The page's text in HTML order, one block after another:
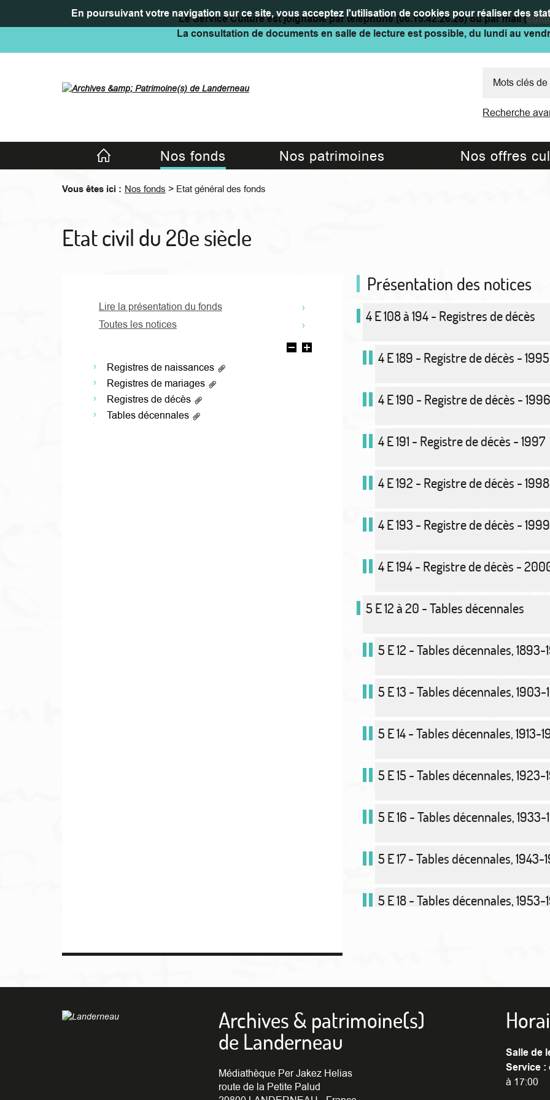
En poursuivant votre navigation sur ce site, vous acceptez l'utilisation de cookies pour réaliser des
Le Service Culture est joignable par téléphone (06.15.42.26.28) ou par mail (
La consultation de documents en salle de lecture est possible, du lundi au
Recherche
Accueil Nos fonds Nos patrimoines Nos offres
Vous êtes ici : Nos fonds > Etat général des fonds
Etat civil du 20e siècle
Lire la présentation du fonds
Toutes les notices
Registres de naissances
Registres de mariages
Registres de décès
Tables décennales
Présentation des notices
4 E 108 à 194 - Registres de décès
4 E 189 - Registre de décès - 1995
4 E 190 - Registre de décès - 1996
4 E 191 - Registre de décès - 1997
4 E 192 - Registre de décès - 1998
4 E 193 - Registre de décès - 1999
4 E 194 - Registre de décès -
5 E 12 à 20 - Tables décennales
5 E 12 - Tables décennales, 1893-
5 E 13 - Tables décennales, 1903-
5 E 14 - Tables décennales, 1913-
5 E 15 - Tables décennales, 1923-
5 E 16 - Tables décennales, 1933-
5 E 17 - Tables décennales, 1943-
5 E 18 - Tables décennales, 1953-
5 E 20 - Tables décennales,
Archives & patrimoine(s)
de Landerneau
Médiathèque Per Jakez Helias
route de la Petite Palud
Salle de
Service :
à 17:00